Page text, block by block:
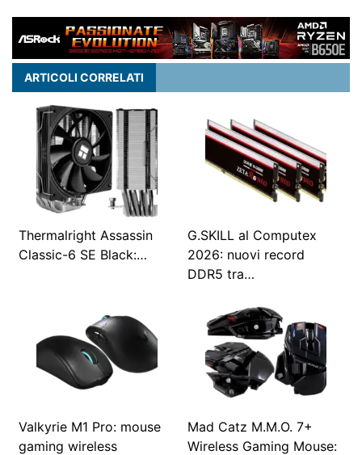
ARTICOLI CORRELATI
Thermalright Assassin
Classic-6 SE Black:…
G.SKILL al Computex
2026: nuovi record
DDR5 tra…
Valkyrie M1 Pro: mouse
gaming wireless
Mad Catz M.M.O. 7+
Wireless Gaming Mouse: